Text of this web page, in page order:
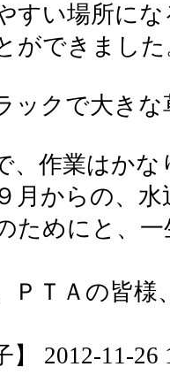
すい場所に
ができまし
ックで大き
、作業はか
月からの、
ためにと、
ＰＴＡの皆
】 2012-11-26